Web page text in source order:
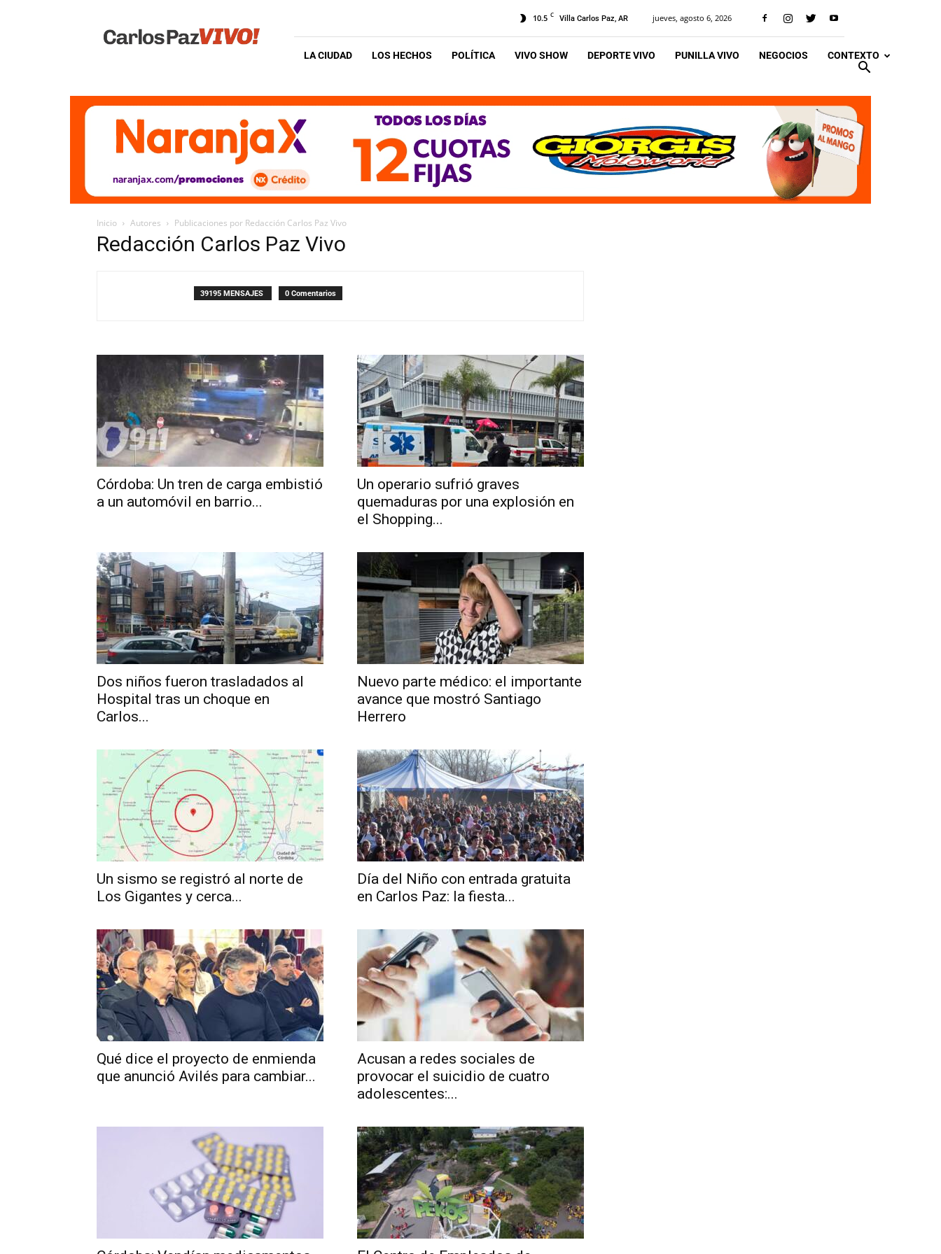
Vivo
10.5 C Villa Carlos Paz, AR jueves, agosto 6, 2026
LA CIUDAD LOS HECHOS POLÍTICA VIVO SHOW DEPORTE VIVO PUNILLA VIVO NEGOCIOS CONTEXTO
Inicio Autores Publicaciones por Redacción Carlos Paz Vivo
Redacción Carlos Paz Vivo
39195 MENSAJES 0 Comentarios
Córdoba: Un tren de carga embistió
a un automóvil en barrio...
Un operario sufrió graves
quemaduras por una explosión en
el Shopping...
Dos niños fueron trasladados al
Hospital tras un choque en
Carlos...
Nuevo parte médico: el importante
avance que mostró Santiago
Herrero
Un sismo se registró al norte de
Los Gigantes y cerca...
Día del Niño con entrada gratuita
en Carlos Paz: la fiesta...
Qué dice el proyecto de enmienda
que anunció Avilés para cambiar...
Acusan a redes sociales de
provocar el suicidio de cuatro
adolescentes:...